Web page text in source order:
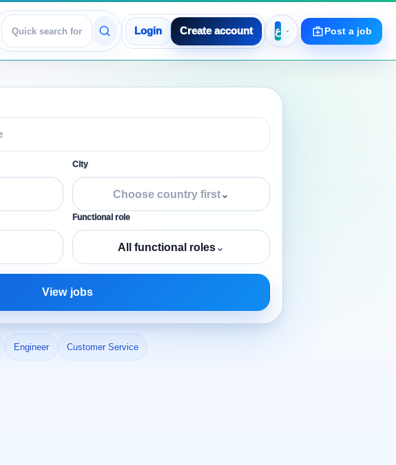
View jobs
Login Create account Post a job
City
Choose country first⌄
Functional role
All functional roles⌄
View jobs
Engineer Customer Service